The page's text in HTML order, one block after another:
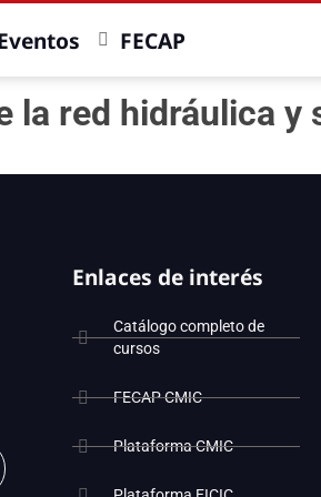
FECAP
la red hidráulica
Enlaces de interés
Catálogo completo de
cursos
FECAP CMIC
Plataforma CMIC